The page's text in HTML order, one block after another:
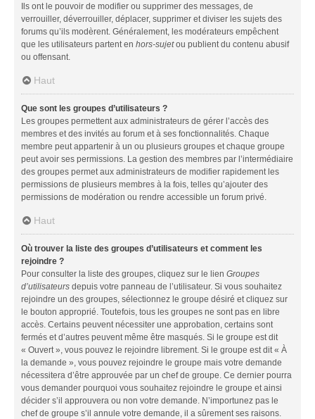
Ils ont le pouvoir de modifier ou supprimer des messages, de
verrouiller, déverrouiller, déplacer, supprimer et diviser les sujets des
forums qu’ils modèrent. Généralement, les modérateurs empêchent
que les utilisateurs partent en hors-sujetou publient du contenu abusif
ou offensant.
Haut
Que sont les groupes d’utilisateurs ?
Les groupes permettent aux administrateurs de gérer l’accès des
membres et des invités au forum et à ses fonctionnalités. Chaque
membre peut appartenir à un ou plusieurs groupes et chaque groupe
peut avoir ses permissions. La gestion des membres par l’intermédiaire
des groupes permet aux administrateurs de modifier rapidement les
permissions de plusieurs membres à la fois, telles qu’ajouter des
permissions de modération ou rendre accessible un forum privé.
Haut
Où trouver la liste des groupes d’utilisateurs et comment les
rejoindre ?
Pour consulter la liste des groupes, cliquez sur le lien Groupes
d’utilisateurs depuis votre panneau de l’utilisateur. Si vous souhaitez
rejoindre un des groupes, sélectionnez le groupe désiré et cliquez sur
le bouton approprié. Toutefois, tous les groupes ne sont pas en libre
accès. Certains peuvent nécessiter une approbation, certains sont
fermés et d’autres peuvent même être masqués. Si le groupe est dit
« Ouvert », vous pouvez le rejoindre librement. Si le groupe est dit « À
la demande », vous pouvez rejoindre le groupe mais votre demande
nécessitera d’être approuvée par un chef de groupe. Ce dernier pourra
vous demander pourquoi vous souhaitez rejoindre le groupe et ainsi
décider s’il approuvera ou non votre demande. N’importunez pas le
chef de groupe s’il annule votre demande, il a sûrement ses raisons.